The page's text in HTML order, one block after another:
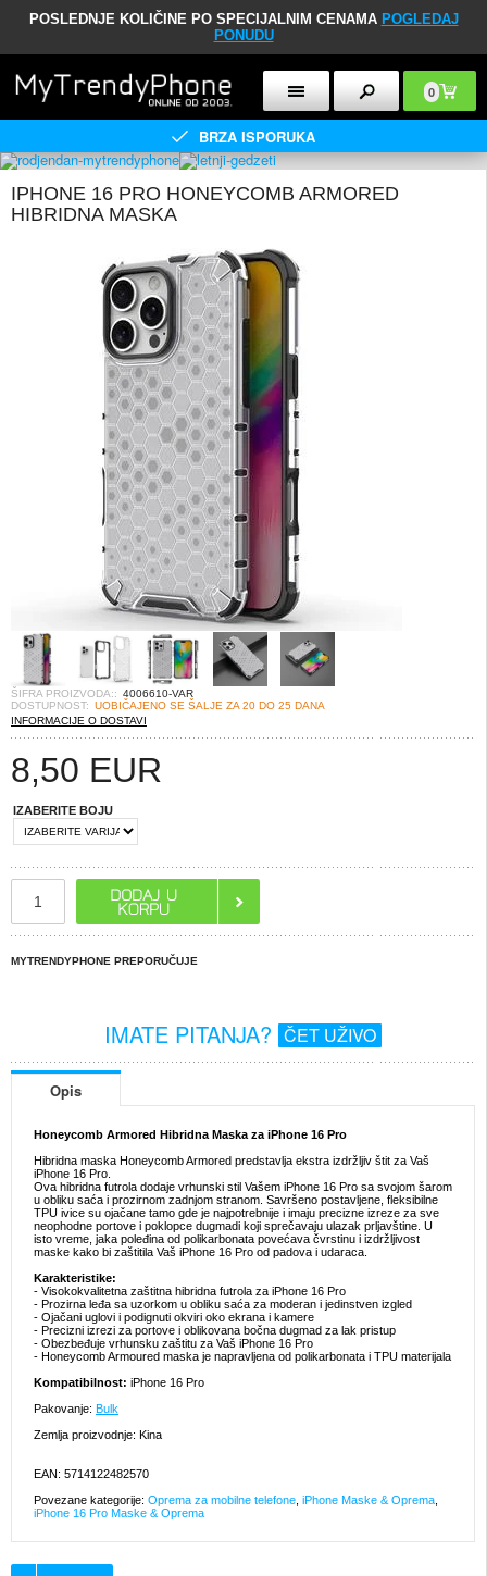
POSLEDNJE KOLIČINE PO SPECIJALNIM CENAMA POGLEDAJ
PONUDU
0
BRZA ISPORUKA
IPHONE 16 PRO HONEYCOMB ARMORED
HIBRIDNA MASKA
ŠIFRA PROIZVODA:: 4006610-VAR
DOSTUPNOST: UOBIČAJENO SE ŠALJE ZA 20 DO 25 DANA
INFORMACIJE O DOSTAVI
8,50 EUR
IZABERITE BOJU
MYTRENDYPHONE PREPORUČUJE
IMATE PITANJA? ČET UŽIVO
Opis
Honeycomb Armored Hibridna Maska za iPhone 16 Pro
Hibridna maska Honeycomb Armored predstavlja ekstra izdržljiv štit za Vaš
iPhone 16 Pro.
Ova hibridna futrola dodaje vrhunski stil Vašem iPhone 16 Pro sa svojom šarom
u obliku saća i prozirnom zadnjom stranom. Savršeno postavljene, fleksibilne
TPU ivice su ojačane tamo gde je najpotrebnije i imaju precizne izreze za sve
neophodne portove i poklopce dugmadi koji sprečavaju ulazak prljavštine. U
isto vreme, jaka poleđina od polikarbonata povećava čvrstinu i izdržljivost
maske kako bi zaštitila Vaš iPhone 16 Pro od padova i udaraca.
Karakteristike:
- Visokokvalitetna zaštitna hibridna futrola za iPhone 16 Pro
- Prozirna leđa sa uzorkom u obliku saća za moderan i jedinstven izgled
- Ojačani uglovi i podignuti okviri oko ekrana i kamere
- Precizni izrezi za portove i oblikovana bočna dugmad za lak pristup
- Obezbeđuje vrhunsku zaštitu za Vaš iPhone 16 Pro
- Honeycomb Armoured maska je napravljena od polikarbonata i TPU materijala
Kompatibilnost: iPhone 16 Pro
Pakovanje: Bulk
Zemlja proizvodnje: Kina
EAN: 5714122482570
Povezane kategorije: Oprema za mobilne telefone iPhone Maske & Oprema
iPhone 16 Pro Maske & Oprema